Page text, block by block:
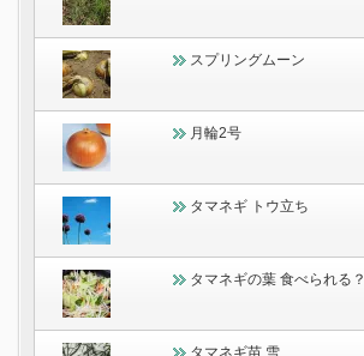
スプリングムーン
月輪2号
タマネギ トウ立ち
タマネギの葉 食べられる？